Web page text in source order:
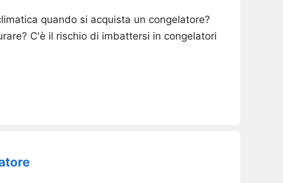
quando si acquista un congelatore?
C'è il rischio di imbattersi in congelatori